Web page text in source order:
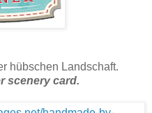
hübschen Landschaft.
scenery card.